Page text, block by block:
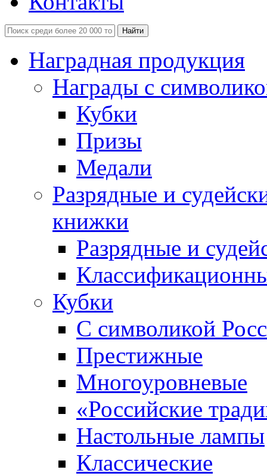
Наградная продукция
Награды с
Кубки
Призы
Медали
Разрядные и
книжки
Разрядные и
Кубки
С символикой
Престижные
Многоуровневые
«Российские
Настольные лампы
Классические